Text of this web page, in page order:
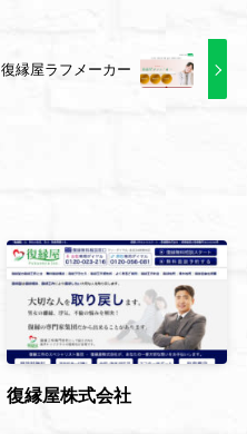
復縁屋ラフメーカー
復縁屋株式会社